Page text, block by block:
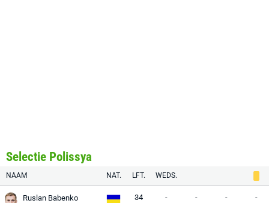
Selectie Polissya
NAAM NAT. LFT. WEDS.
Ruslan Babenko 34 - - - -